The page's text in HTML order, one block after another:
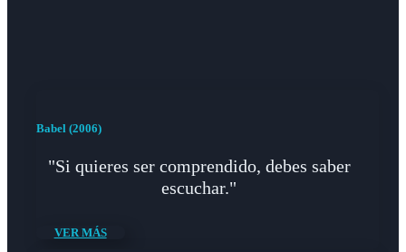
Babel (2006)
"Si quieres ser comprendido, debes saber
escuchar."
VER MÁS